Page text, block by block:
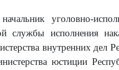
уголовно-
службы исполнения
внутренних дел
юстиции